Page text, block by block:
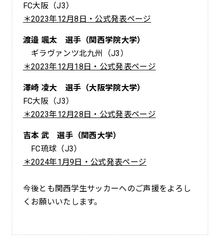
FC大阪（J3）
＊2023年12月8日・公式発表ページ
渡邉 颯太 選手（関西学院大学）
ギラヴァンツ北九州（J3）
＊2023年12月18日・公式発表ページ
澤崎 凌大 選手（大阪学院大学）
FC大阪（J3）
＊2023年12月28日・公式発表ページ
吉本 武 選手（関西大学）
FC琉球（J3）
＊2024年1月9日・公式発表ページ
今後とも関西学生サッカーへのご声援をよろし
くお願いいたします。